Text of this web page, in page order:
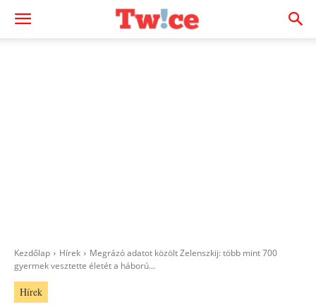
Kezdőlap Hírek
Megrázó adatot közölt Zelenszkij: több mint 700
gyermek vesztette életét a háború...
Hírek